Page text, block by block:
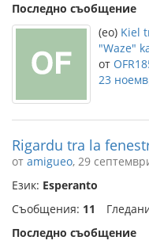
Последно съобщение
(eo) Kiel
"Waze"
от
23
Rigardu tra la
от amigueo, 29
Език: Esperanto
Съобщения: 11
Последно съобщение